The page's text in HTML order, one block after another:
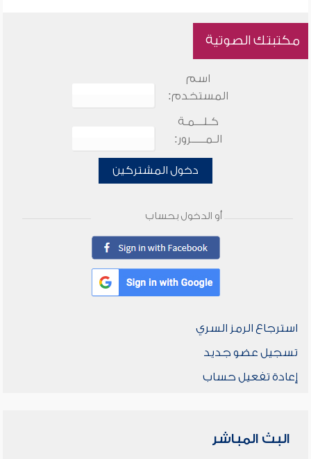
مكتبتك الصوتية
اسم
المستخدم:
كـلـــمـة
الـمـــــرور:
دخول المشتركين
أو الدخول بحساب
استرجاع الرمز السري
تسجيل عضو جديد
إعادة تفعيل حساب
البث المباشر